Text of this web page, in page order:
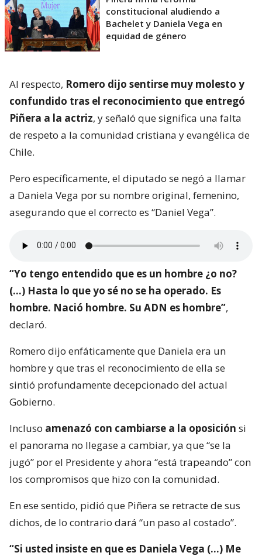
constitucional aludiendo a
Bachelet y Daniela Vega en
equidad de género
Al respecto, Romero dijo sentirse muy molesto y
confundido tras el reconocimiento que entregó
Piñera a la actriz, y señaló que significa una falta
de respeto a la comunidad cristiana y evangélica de
Chile.
Pero específicamente, el diputado se negó a llamar
a Daniela Vega por su nombre original, femenino,
asegurando que el correcto es “Daniel Vega”.
“Yo tengo entendido que es un hombre ¿o no?
(…) Hasta lo que yo sé no se ha operado. Es
hombre. Nació hombre. Su ADN es hombre”,
declaró.
Romero dijo enfáticamente que Daniela era un
hombre y que tras el reconocimiento de ella se
sintió profundamente decepcionado del actual
Gobierno.
Incluso amenazó con cambiarse a la oposición si
el panorama no llegase a cambiar, ya que “se la
jugó” por el Presidente y ahora “está trapeando” con
los compromisos que hizo con la comunidad.
En ese sentido, pidió que Piñera se retracte de sus
dichos, de lo contrario dará “un paso al costado”.
“Si usted insiste en que es Daniela Vega (…) Me